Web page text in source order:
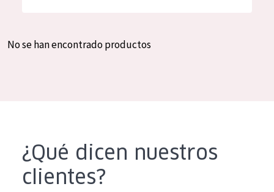
Crema de día
Crema de noche
Spanish
No se han encontrado productos
¿Qué dicen nuestros
clientes?